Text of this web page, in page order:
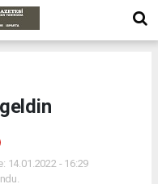
14.01.2022 - 16:29